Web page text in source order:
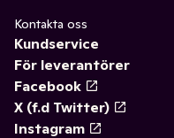
Kontakta oss
Kundservice
För leverantörer
Facebook
X (f.d Twitter)
Instagram